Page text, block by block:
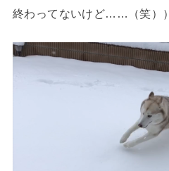
終わってないけど……（笑））